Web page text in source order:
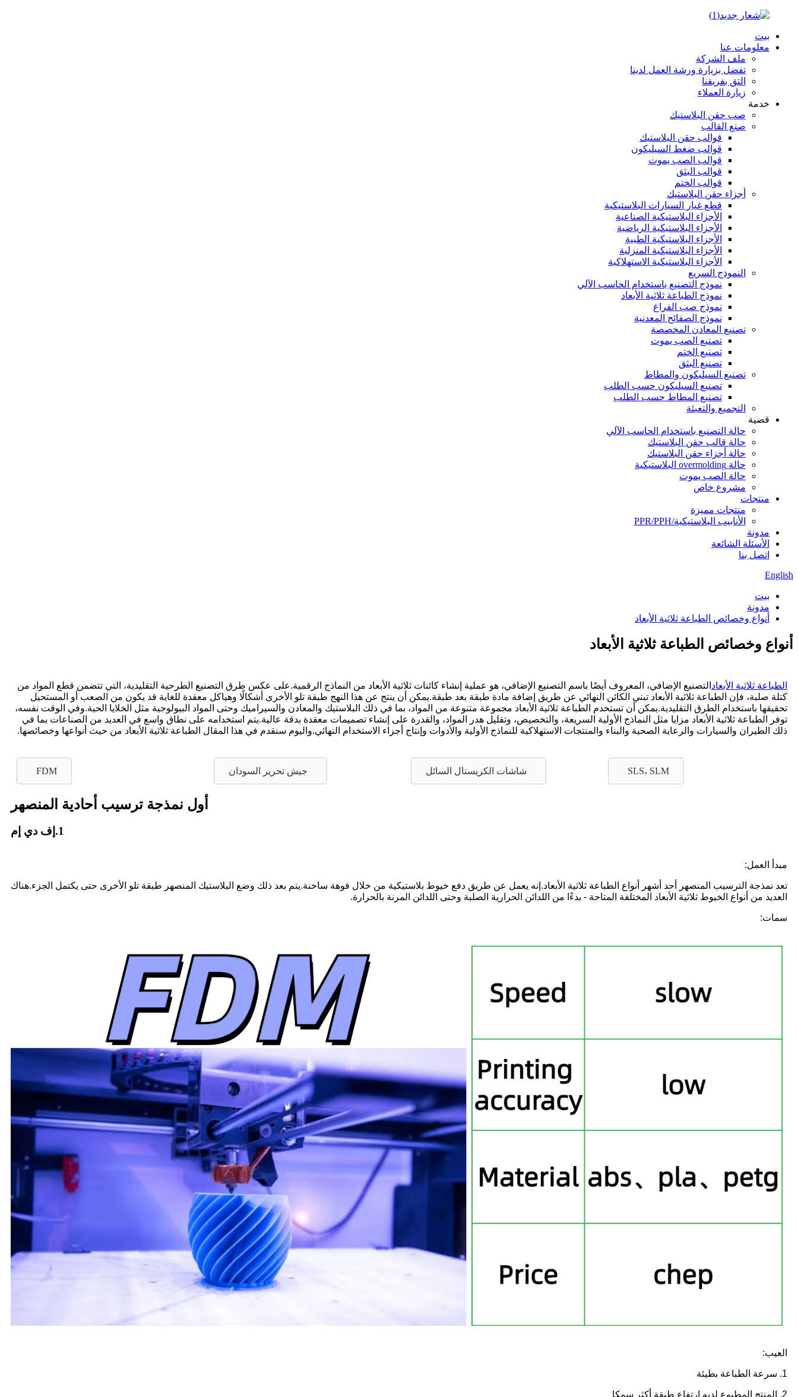
بيت
معلومات عنا
ملف الشركة
تفضل بزيارة ورشة العمل لدينا
التق بفريقنا
زيارة العملاء
خدمة
صب حقن البلاستيك
صنع القالب
قوالب حقن البلاستيك
قوالب ضغط السيليكون
قوالب الصب يموت
قوالب البثق
قوالب الختم
أجزاء حقن البلاستيك
قطع غيار السيارات البلاستيكية
الأجزاء البلاستيكية الصناعية
الأجزاء البلاستيكية الرياضية
الأجزاء البلاستيكية الطبية
الأجزاء البلاستيكية المنزلية
الأجزاء البلاستيكية الاستهلاكية
النموذج السريع
نموذج التصنيع باستخدام الحاسب الآلي
نموذج الطباعة ثلاثية الأبعاد
نموذج صب الفراغ
نموذج الصفائح المعدنية
تصنيع المعادن المخصصة
تصنيع الصب يموت
تصنيع الختم
تصنيع البثق
تصنيع السيليكون والمطاط
تصنيع السيليكون حسب الطلب
تصنيع المطاط حسب الطلب
التجميع والتعبئة
قضية
حالة التصنيع باستخدام الحاسب الآلي
حالة قالب حقن البلاستيك
حالة أجزاء حقن البلاستيك
حالة overmolding البلاستيكية
حالة الصب يموت
مشروع خاص
منتجات
منتجات مميزة
الأنابيب البلاستيكية/PPR/PPH
مدونة
الأسئلة الشائعة
اتصل بنا
English
بيت
مدونة
أنواع وخصائص الطباعة ثلاثية الأبعاد
أنواع وخصائص الطباعة ثلاثية الأبعاد
الطباعة ثلاثية الأبعاد التصنيع الإضافي، المعروف أيضًا باسم التصنيع الإضافي، هو عملية إنشاء كائنات ثلاثية الأبعاد من النماذج الرقمية.على عكس طرق التصنيع الطرحية التقليدية، التي تتضمن قطع المواد من
كتلة صلبة، فإن الطباعة ثلاثية الأبعاد تبني الكائن النهائي عن طريق إضافة مادة طبقة بعد طبقة.يمكن أن ينتج عن هذا النهج طبقة تلو الأخرى أشكالًا وهياكل معقدة للغاية قد يكون من الصعب أو المستحيل
تحقيقها باستخدام الطرق التقليدية.يمكن أن تستخدم الطباعة ثلاثية الأبعاد مجموعة متنوعة من المواد، بما في ذلك البلاستيك والمعادن والسيراميك وحتى المواد البيولوجية مثل الخلايا الحية.وفي الوقت نفسه،
توفر الطباعة ثلاثية الأبعاد مزايا مثل النماذج الأولية السريعة، والتخصيص، وتقليل هدر المواد، والقدرة على إنشاء تصميمات معقدة بدقة عالية.يتم استخدامه على نطاق واسع في العديد من الصناعات بما في
ذلك الطيران والسيارات والرعاية الصحية والبناء والمنتجات الاستهلاكية للنماذج الأولية والأدوات وإنتاج أجزاء الاستخدام النهائي.واليوم سنقدم في هذا المقال الطباعة ثلاثية الأبعاد من حيث أنواعها وخصائصها.
FDM جيش تحرير السودان شاشات الكريستال السائل SLS، SLM
أول نمذجة ترسيب أحادية المنصهر
1.إف دي إم
مبدأ العمل:
تعد نمذجة الترسيب المنصهر أحد أشهر أنواع الطباعة ثلاثية الأبعاد.إنه يعمل عن طريق دفع خيوط بلاستيكية من خلال فوهة ساخنة.يتم بعد ذلك وضع البلاستيك المنصهر طبقة تلو الأخرى حتى يكتمل الجزء.هناك
العديد من أنواع الخيوط ثلاثية الأبعاد المختلفة المتاحة - بدءًا من اللدائن الحرارية الصلبة وحتى اللدائن المرنة بالحرارة.
سمات:
العيب:
1. سرعة الطباعة بطيئة
2. المنتج المطبوع لديه ارتفاع طبقة أكثر سمكا